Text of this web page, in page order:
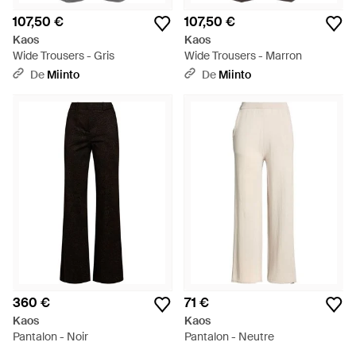
107,50 €
Kaos
Wide Trousers - Gris
De Miinto
107,50 €
Kaos
Wide Trousers - Marron
De Miinto
360 €
Kaos
Pantalon - Noir
71 €
Kaos
Pantalon - Neutre